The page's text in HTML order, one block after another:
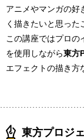
アニメやマンガの好
く描きたいと思った
この講座ではプロの
を使用しながら東方
エフェクトの描き方
東方プロジ